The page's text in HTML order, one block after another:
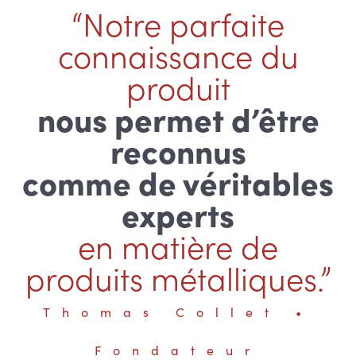
“Notre parfaite
connaissance du
produit
nous permet d’être
reconnus
comme de véritables
experts
en matière de
produits métalliques.”
Thomas Collet •
Fondateur